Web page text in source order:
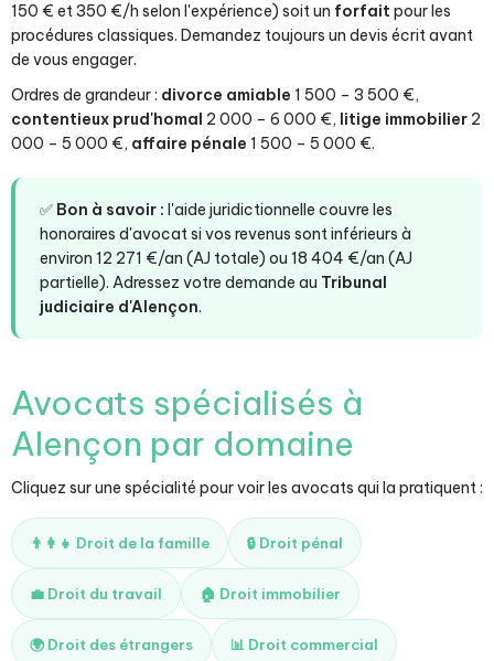
150 € et 350 €/h selon l'expérience) soit un forfait pour les
procédures classiques. Demandez toujours un devis écrit avant
de vous engager.
Ordres de grandeur : divorce amiable 1 500 – 3 500 €,
contentieux prud'homal 2 000 – 6 000 €, litige immobilier 2
000 – 5 000 €, affaire pénale 1 500 – 5 000 €.
✅ Bon à savoir : l'aide juridictionnelle couvre les
honoraires d'avocat si vos revenus sont inférieurs à
environ 12 271 €/an (AJ totale) ou 18 404 €/an (AJ
partielle). Adressez votre demande au Tribunal
judiciaire d'Alençon.
Avocats spécialisés à
Alençon par domaine
Cliquez sur une spécialité pour voir les avocats qui la pratiquent :
👨‍👩‍👧 Droit de la famille 🔒 Droit pénal
💼 Droit du travail 🏠 Droit immobilier
🌍 Droit des étrangers 📊 Droit commercial